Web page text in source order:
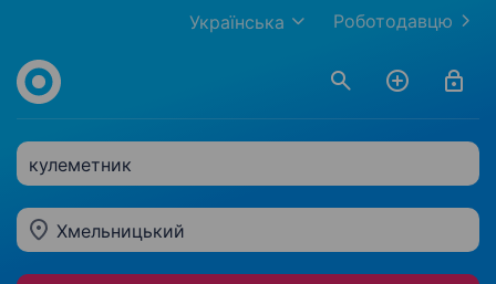
Роботодавцю
Українська
кулеметник
Хмельницький